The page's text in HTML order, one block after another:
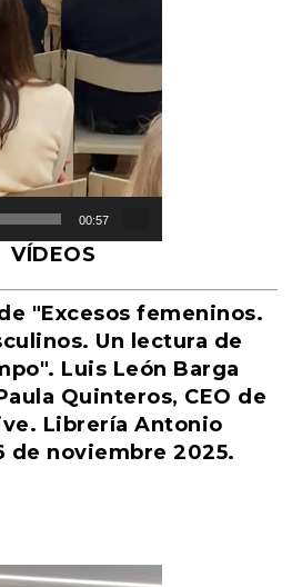
00:57
VÍDEOS
"Excesos femeninos.
Un lectura de
Luis León Barga
Quinteros, CEO de
Librería Antonio
de noviembre 2025.